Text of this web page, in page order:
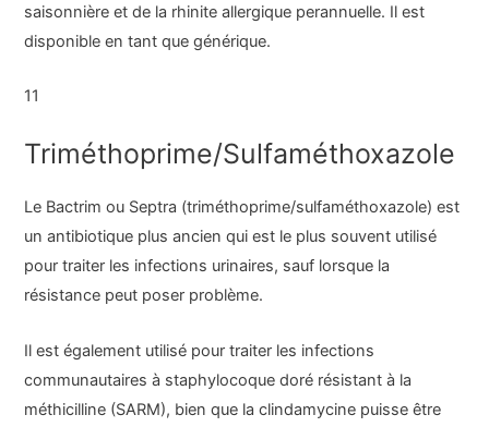
saisonnière et de la rhinite allergique perannuelle. Il est
disponible en tant que générique.
11
Triméthoprime/Sulfaméthoxazole
Le Bactrim ou Septra (triméthoprime/sulfaméthoxazole) est
un antibiotique plus ancien qui est le plus souvent utilisé
pour traiter les infections urinaires, sauf lorsque la
résistance peut poser problème.
Il est également utilisé pour traiter les infections
communautaires à staphylocoque doré résistant à la
méthicilline (SARM), bien que la clindamycine puisse être